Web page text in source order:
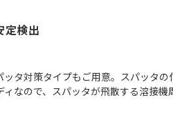
定検出
タ対策タイプもご用意。スパッタの
なので、スパッタが飛散する溶接機